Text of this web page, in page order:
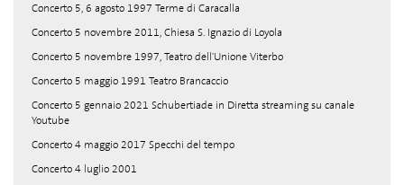
Concerto 5, 6 agosto 1997 Terme di Caracalla
Concerto 5 novembre 2011, Chiesa S. Ignazio di Loyola
Concerto 5 novembre 1997, Teatro dell'Unione Viterbo
Concerto 5 maggio 1991 Teatro Brancaccio
Concerto 5 gennaio 2021 Schubertiade in Diretta streaming su canale
Youtube
Concerto 4 maggio 2017 Specchi del tempo
Concerto 4 luglio 2001